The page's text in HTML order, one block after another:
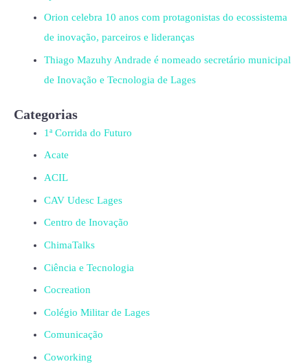
Orion celebra 10 anos com protagonistas do ecossistema
de inovação, parceiros e lideranças
Thiago Mazuhy Andrade é nomeado secretário municipal
de Inovação e Tecnologia de Lages
Categorias
1ª Corrida do Futuro
Acate
ACIL
CAV Udesc Lages
Centro de Inovação
ChimaTalks
Ciência e Tecnologia
Cocreation
Colégio Militar de Lages
Comunicação
Coworking